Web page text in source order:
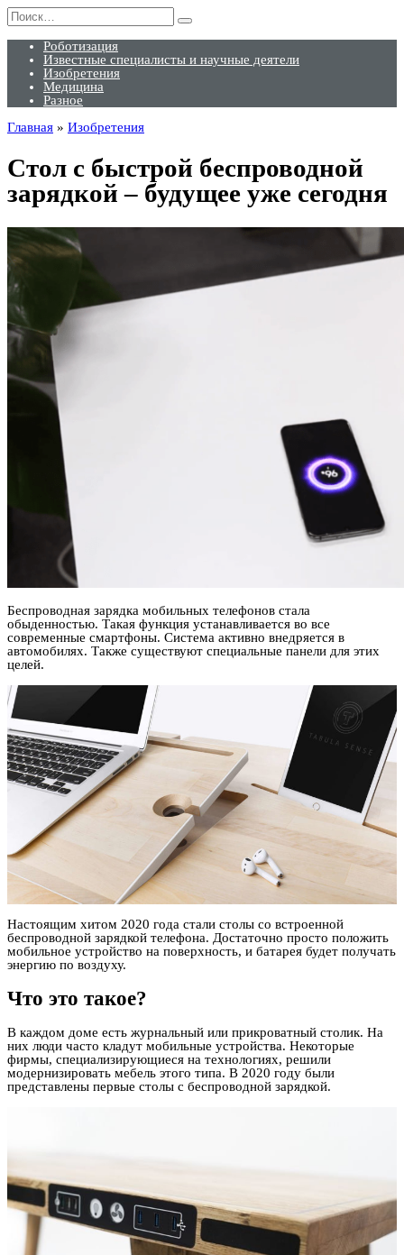
Перейти
к
содержанию
Search
for:
Роботизация
Известные специалисты и научные деятели
Изобретения
Медицина
Разное
Главная » Изобретения
Стол с быстрой беспроводной
зарядкой – будущее уже сегодня
Беспроводная зарядка мобильных телефонов стала
обыденностью. Такая функция устанавливается во все
современные смартфоны. Система активно внедряется в
автомобилях. Также существуют специальные панели для этих
целей.
Настоящим хитом 2020 года стали столы со встроенной
беспроводной зарядкой телефона. Достаточно просто положить
мобильное устройство на поверхность, и батарея будет получать
энергию по воздуху.
Что это такое?
В каждом доме есть журнальный или прикроватный столик. На
них люди часто кладут мобильные устройства. Некоторые
фирмы, специализирующиеся на технологиях, решили
модернизировать мебель этого типа. В 2020 году были
представлены первые столы с беспроводной зарядкой.